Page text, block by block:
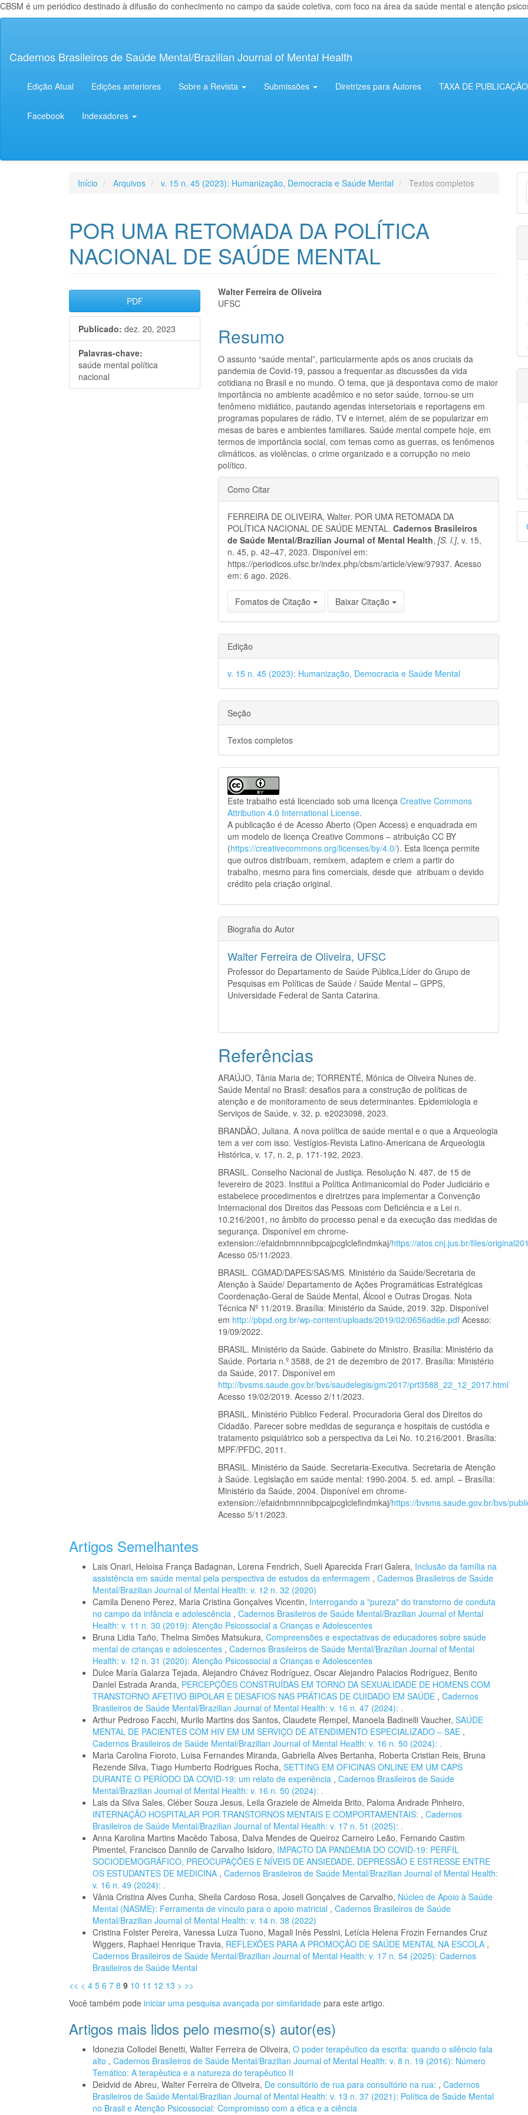
CBSM é um periódico destinado à difusão do conhecimento no campo da saúde coletiva, com foco na área da saúde mental e atenção
principal
Lateral
Cadernos Brasileiros de Saúde Mental/Brazilian Journal of Mental Health
Edição Atual Edições anteriores Sobre a Revista Submissões Diretrizes para Autores TAXA DE PUBLICAÇÃO
Facebook Indexadores
Início Arquivos v. 15 n. 45 (2023): Humanização, Democracia e Saúde Mental Textos completos
POR UMA RETOMADA DA POLÍTICA
NACIONAL DE SAÚDE MENTAL
Barra
lateral
de
artigos
PDF
Publicado: dez. 20, 2023
Palavras-chave:
saúde mental política
nacional
Conteúdo
artigo
principal
Walter Ferreira de Oliveira
UFSC
Resumo
O assunto “saúde mental”, particularmente após os anos cruciais da
pandemia de Covid-19, passou a frequentar as discussões da vida
cotidiana no Brasil e no mundo. O tema, que já despontava como de maior
importância no ambiente acadêmico e no setor saúde, tornou-se um
fenômeno midiático, pautando agendas intersetoriais e reportagens em
programas populares de rádio, TV e internet, além de se popularizar em
mesas de bares e ambientes familiares. Saúde mental compete hoje, em
termos de importância social, com temas como as guerras, os fenômenos
climáticos, as violências, o crime organizado e a corrupção no meio
político.
Detalhes
do
artigo
Como Citar
FERREIRA DE OLIVEIRA, Walter. POR UMA RETOMADA DA
POLÍTICA NACIONAL DE SAÚDE MENTAL.Cadernos Brasileiros
de Saúde Mental/Brazilian Journal of Mental Health,[S. l.], v. 15,
n. 45, p. 42–47, 2023. Disponível em:
https://periodicos.ufsc.br/index.php/cbsm/article/view/97937. Acesso
em: 6 ago. 2026.
Fomatos de Citação Baixar Citação
Edição
v. 15 n. 45 (2023): Humanização, Democracia e Saúde Mental
Seção
Textos completos
Este trabalho está licenciado sob uma licençaCreative Commons
Attribution 4.0 International License.
A publicação é de Acesso Aberto (Open Access) e enquadrada em
um modelo de licença Creative Commons – atribuição CC BY
(https://creativecommons.org/licenses/by/4.0/). Esta licença permite
que outros distribuam, remixem, adaptem e criem a partir do
trabalho, mesmo para fins comerciais, desde que atribuam o devido
crédito pela criação original.
Biografia do Autor
Walter Ferreira de Oliveira, UFSC
Professor do Departamento de Saúde Pública,Líder do Grupo de
Pesquisas em Políticas de Saúde / Saúde Mental – GPPS,
Universidade Federal de Santa Catarina.
Referências
ARAÚJO, Tânia Maria de; TORRENTÉ, Mônica de Oliveira Nunes de.
Saúde Mental no Brasil: desafios para a construção de políticas de
atenção e de monitoramento de seus determinantes. Epidemiologia e
Serviços de Saúde, v. 32, p. e2023098, 2023.
BRANDÃO, Juliana. A nova política de saúde mental e o que a Arqueologia
tem a ver com isso. Vestígios-Revista Latino-Americana de Arqueologia
Histórica, v. 17, n. 2, p. 171-192, 2023.
BRASIL. Conselho Nacional de Justiça. Resolução N. 487, de 15 de
fevereiro de 2023. Institui a Política Antimanicomial do Poder Judiciário e
estabelece procedimentos e diretrizes para implementar a Convenção
Internacional dos Direitos das Pessoas com Deficiência e a Lei n.
10.216/2001, no âmbito do processo penal e da execução das medidas de
segurança. Disponível em chrome-
extension://efaidnbmnnnibpcajpcglclefindmkaj/https://atos.cnj.jus.br/files/
Acesso 05/11/2023.
BRASIL. CGMAD/DAPES/SAS/MS. Ministério da Saúde/Secretaria de
Atenção à Saúde/ Departamento de Ações Programáticas Estratégicas
Coordenação-Geral de Saúde Mental, Álcool e Outras Drogas. Nota
Técnica Nº 11/2019. Brasília: Ministério da Saúde, 2019. 32p. Disponível
em http://pbpd.org.br/wp-content/uploads/2019/02/0656ad6e.pdf Acesso:
19/09/2022.
BRASIL. Ministério da Saúde. Gabinete do Ministro. Brasília: Ministério da
Saúde. Portaria n.º 3588, de 21 de dezembro de 2017. Brasília: Ministério
da Saúde, 2017. Disponível em
http://bvsms.saude.gov.br/bvs/saudelegis/gm/2017/prt3588_22_12_2017.html
Acesso 19/02/2019. Acesso 2/11/2023.
BRASIL. Ministério Público Federal. Procuradoria Geral dos Direitos do
Cidadão. Parecer sobre medidas de segurança e hospitais de custódia e
tratamento psiquiátrico sob a perspectiva da Lei No. 10.216/2001. Brasília:
MPF/PFDC, 2011.
BRASIL. Ministério da Saúde. Secretaria-Executiva. Secretaria de Atenção
à Saúde. Legislação em saúde mental: 1990-2004. 5. ed. ampl. – Brasília:
Ministério da Saúde, 2004. Disponível em chrome-
extension://efaidnbmnnnibpcajpcglclefindmkaj/https://bvsms.saude.gov.br/bvs/
Acesso 5/11/2023.
Artigos Semelhantes
Lais Onari, Heloisa França Badagnan, Lorena Fendrich, Sueli Aparecida Frari Galera, Inclusão da família na
assistência em saúde mental pela perspectiva de estudos da enfermagem , Cadernos Brasileiros de Saúde
Mental/Brazilian Journal of Mental Health: v. 12 n. 32 (2020)
Camila Deneno Perez, Maria Cristina Gonçalves Vicentin, Interrogando a "pureza" do transtorno de conduta
no campo da infância e adolescência , Cadernos Brasileiros de Saúde Mental/Brazilian Journal of Mental
Health: v. 11 n. 30 (2019): Atenção Psicossocial a Crianças e Adolescentes
Bruna Lidia Taño, Thelma Simões Matsukura, Compreensões e expectativas de educadores sobre saúde
mental de crianças e adolescentes , Cadernos Brasileiros de Saúde Mental/Brazilian Journal of Mental
Health: v. 12 n. 31 (2020): Atenção Psicossocial a Crianças e Adolescentes
Dulce María Galarza Tejada, Alejandro Chávez Rodríguez, Oscar Alejandro Palacios Rodríguez, Benito
Daniel Estrada Aranda, PERCEPÇÕES CONSTRUÍDAS EM TORNO DA SEXUALIDADE DE HOMENS COM
TRANSTORNO AFETIVO BIPOLAR E DESAFIOS NAS PRÁTICAS DE CUIDADO EM SAÚDE , Cadernos
Brasileiros de Saúde Mental/Brazilian Journal of Mental Health: v. 16 n. 47 (2024): .
Arthur Pedroso Facchi, Murilo Martins dos Santos, Claudete Rempel, Manoela Badinelli Vaucher, SAÚDE
MENTAL DE PACIENTES COM HIV EM UM SERVIÇO DE ATENDIMENTO ESPECIALIZADO – SAE ,
Cadernos Brasileiros de Saúde Mental/Brazilian Journal of Mental Health: v. 16 n. 50 (2024): .
Maria Carolina Fioroto, Luisa Fernandes Miranda, Gabriella Alves Bertanha, Roberta Cristian Reis, Bruna
Rezende Silva, Tiago Humberto Rodrigues Rocha, SETTING EM OFICINAS ONLINE EM UM CAPS
DURANTE O PERÍODO DA COVID-19: um relato de experiência , Cadernos Brasileiros de Saúde
Mental/Brazilian Journal of Mental Health: v. 16 n. 50 (2024): .
Lais da Silva Sales, Cléber Souza Jesus, Leila Graziele de Almeida Brito, Paloma Andrade Pinheiro,
INTERNAÇÃO HOSPITALAR POR TRANSTORNOS MENTAIS E COMPORTAMENTAIS: , Cadernos
Brasileiros de Saúde Mental/Brazilian Journal of Mental Health: v. 17 n. 51 (2025): .
Anna Karolina Martins Macêdo Tabosa, Dalva Mendes de Queiroz Carneiro Leão, Fernando Castim
Pimentel, Francisco Dannilo de Carvalho Isidoro, IMPACTO DA PANDEMIA DO COVID-19: PERFIL
SOCIODEMOGRÁFICO, PREOCUPAÇÕES E NÍVEIS DE ANSIEDADE, DEPRESSÃO E ESTRESSE ENTRE
OS ESTUDANTES DE MEDICINA , Cadernos Brasileiros de Saúde Mental/Brazilian Journal of Mental Health:
v. 16 n. 49 (2024): .
Vânia Cristina Alves Cunha, Sheila Cardoso Rosa, Joseli Gonçalves de Carvalho, Núcleo de Apoio à Saúde
Mental (NASME): Ferramenta de vínculo para o apoio matricial , Cadernos Brasileiros de Saúde
Mental/Brazilian Journal of Mental Health: v. 14 n. 38 (2022)
Cristina Folster Pereira, Vanessa Luiza Tuono, Magali Inês Pessini, Letícia Helena Frozin Fernandes Cruz
Wiggers, Raphael Henrique Travia, REFLEXÕES PARA A PROMOÇÃO DE SAÚDE MENTAL NA ESCOLA ,
Cadernos Brasileiros de Saúde Mental/Brazilian Journal of Mental Health: v. 17 n. 54 (2025): Cadernos
Brasileiros de Saúde Mental
<< < 4 5 6 7 8 9 10 11 12 13 > >>
Você também pode iniciar uma pesquisa avançada por similaridade para este artigo.
Artigos mais lidos pelo mesmo(s) autor(es)
Idonezia Collodel Benetti, Walter Ferreira de Oliveira, O poder terapêutico da escrita: quando o silêncio fala
alto , Cadernos Brasileiros de Saúde Mental/Brazilian Journal of Mental Health: v. 8 n. 19 (2016): Número
Temático: A terapêutica e a natureza do terapêutico II
Deidvid de Abreu, Walter Ferreira de Oliveira, De consultório de rua para consultório na rua: , Cadernos
Brasileiros de Saúde Mental/Brazilian Journal of Mental Health: v. 13 n. 37 (2021): Política de Saúde Mental
no Brasil e Atenção Psicossocial: Compromisso com a ética e a ciência